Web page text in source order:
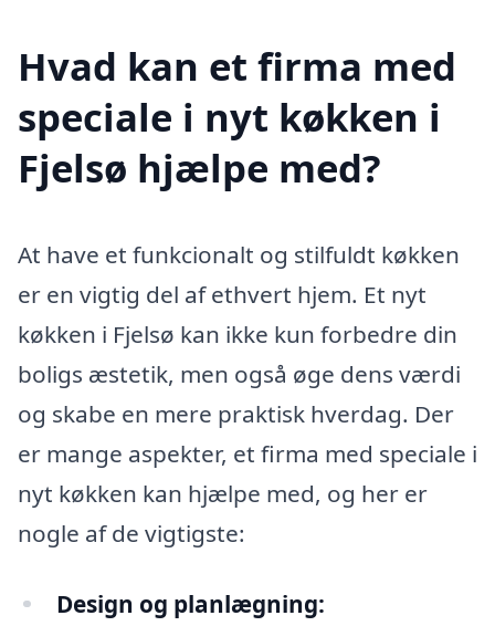
Hvad kan et firma med
speciale i nyt køkken i
Fjelsø hjælpe med?
At have et funkcionalt og stilfuldt køkken
er en vigtig del af ethvert hjem. Et nyt
køkken i Fjelsø kan ikke kun forbedre din
boligs æstetik, men også øge dens værdi
og skabe en mere praktisk hverdag. Der
er mange aspekter, et firma med speciale i
nyt køkken kan hjælpe med, og her er
nogle af de vigtigste:
Design og planlægning: